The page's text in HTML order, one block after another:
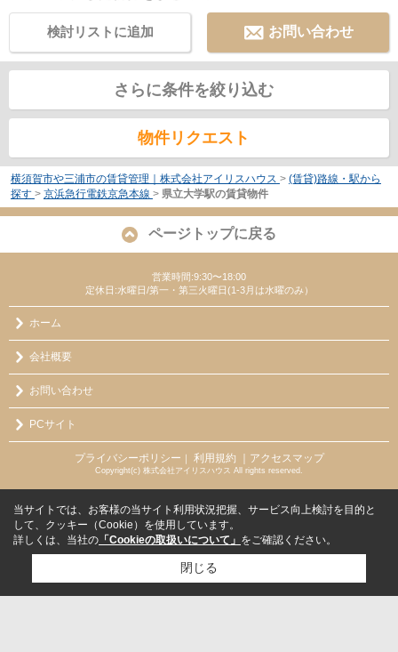
お問い合わせ
検討リストに追加
さらに条件を絞り込む
物件リクエスト
横須賀市や三浦市の賃貸管理｜株式会社アイリスハウス > (賃貸)路線・駅から
探す > 京浜急行電鉄京急本線 > 県立大学駅の賃貸物件
ページトップに戻る
営業時間:9:30〜18:00
定休日:水曜日/第一・第三火曜日(1-3月は水曜のみ）
ホーム
会社概要
お問い合わせ
PCサイト
プライバシーポリシー ｜ 利用規約 ｜アクセスマップ
Copyright(c) 株式会社アイリスハウス All rights reserved.
当サイトでは、お客様の当サイト利用状況把握、サービス向上検討を目的と
して、クッキー（Cookie）を使用しています。
詳しくは、当社の 「Cookieの取扱いについて」 をご確認ください。
閉じる